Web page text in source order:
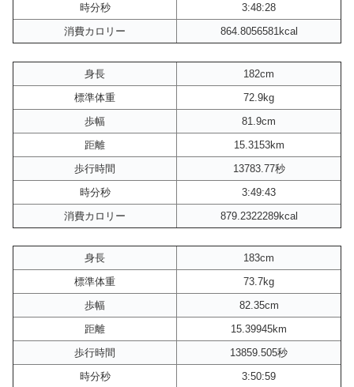
時分秒
3:48:28
消費カロリー
864.8056581kcal
身長
182cm
標準体重
72.9kg
歩幅
81.9cm
距離
15.3153km
歩行時間
13783.77秒
時分秒
3:49:43
消費カロリー
879.2322289kcal
身長
183cm
標準体重
73.7kg
歩幅
82.35cm
距離
15.39945km
歩行時間
13859.505秒
時分秒
3:50:59